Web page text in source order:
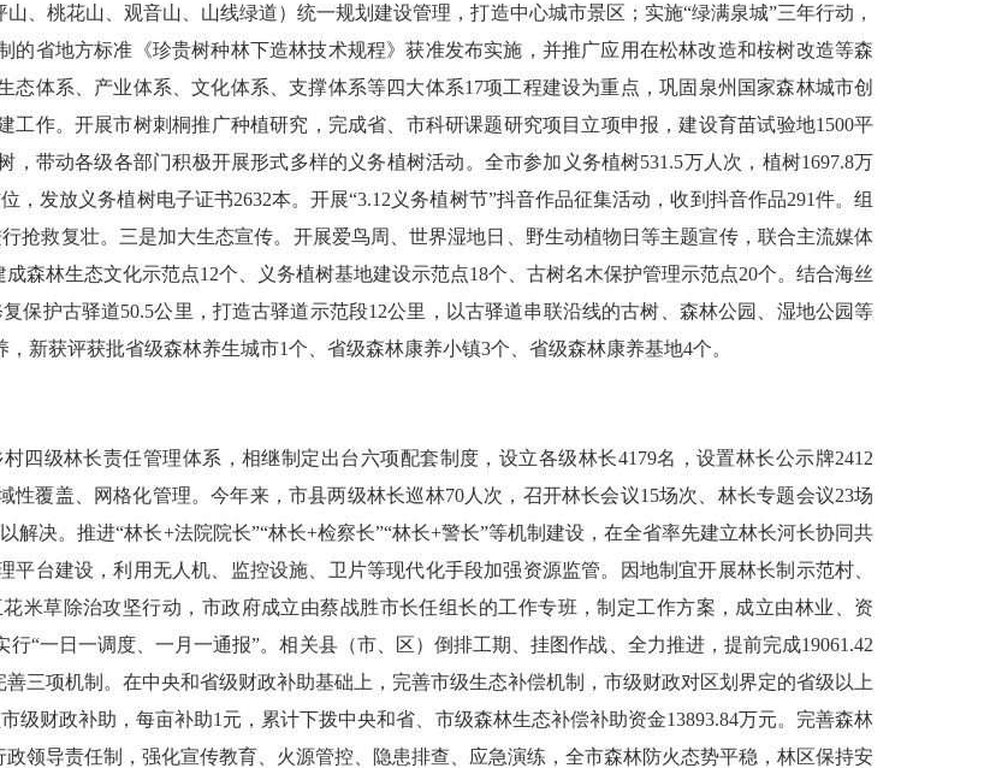
、桃花山、观音山、山线绿道）统一规划建设管理，打造中心城市景区；实施“绿满泉城”三年行动，
省地方标准《珍贵树种林下造林技术规程》获准发布实施，并推广应用在松林改造和桉树改造等森
态体系、产业体系、文化体系、支撑体系等四大体系17项工程建设为重点，巩固泉州国家森林城市创
工作。开展市树刺桐推广种植研究，完成省、市科研课题研究项目立项申报，建设育苗试验地1500平
，带动各级各部门积极开展形式多样的义务植树活动。全市参加义务植树531.5万人次，植树1697.8万
，发放义务植树电子证书2632本。开展“3.12 义务植树节”抖音作品征集活动，收到抖音作品291件。组
抢救复壮。三是加大生态宣传。开展爱鸟周、世界湿地日、野生动植物日等主题宣传，联合主流媒体
森林生态文化示范点12个、义务植树基地建设示范点18个、古树名木保护管理示范点20个。结合海丝
保护古驿道50.5公里，打造古驿道示范段12公里，以古驿道串联沿线的古树、森林公园、湿地公园等
新获评获批省级森林养生城市1个、省级森林康养小镇3个、省级森林康养基地4个。
四级林长责任管理体系，相继制定出台六项配套制度，设立各级林长4179名，设置林长公示牌2412
性覆盖、网格化管理。今年来，市县两级林长巡林70人次，召开林长会议15场次、林长专题会议23场
解决。推进“林长+法院院长”“林长+检察长”“林长+警长”等机制建设，在全省率先建立林长河长协同共
台建设，利用无人机、监控设施、卫片等现代化手段加强资源监管。因地制宜开展林长制示范村、
米草除治攻坚行动，市政府成立由蔡战胜市长任组长的工作专班，制定工作方案，成立由林业、资
“一日一调度、一月一通报”。相关县（市、区）倒排工期、挂图作战、全力推进，提前完成19061.42
三项机制。在中央和省级财政补助基础上，完善市级生态补偿机制，市级财政对区划界定的省级以上
级财政补助，每亩补助1 元，累计下拨中央和省、市级森林生态补偿补助资金13893.84万元。完善森林
领导责任制，强化宣传教育、火源管控、隐患排查、应急演练，全市森林防火态势平稳，林区保持安